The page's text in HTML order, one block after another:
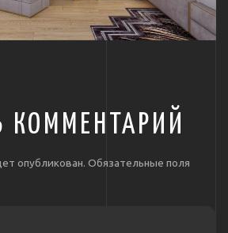
КОММЕНТАРИЙ
опубликован. Обязательные поля